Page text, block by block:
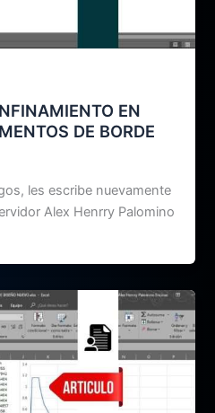
EN
DE BORDE
les escribe nuevamente
Alex Henrry Palomino